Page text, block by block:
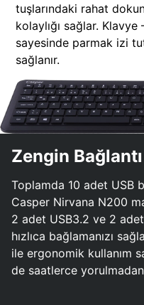
tuşlarındaki rahat
kolaylığı sağlar. Klavye
sayesinde parmak izi
sağlanır.
Zengin
Toplamda 10 adet USB
Casper Nirvana N200
2 adet USB3.2 ve 2 adet
hızlıca bağlamanızı
ile ergonomik kullanım
de saatlerce